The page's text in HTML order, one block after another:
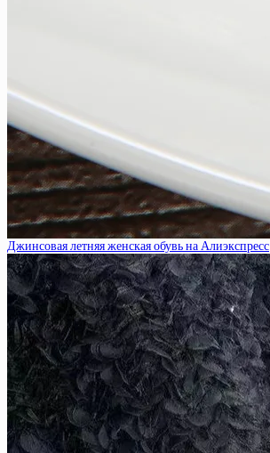
Джинсовая летняя женская обувь на Алиэкспресс